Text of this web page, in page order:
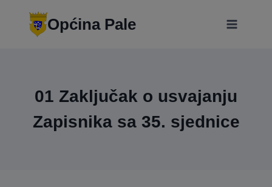
Općina Pale
01 Zaključak o usvajanju
Zapisnika sa 35. sjednice